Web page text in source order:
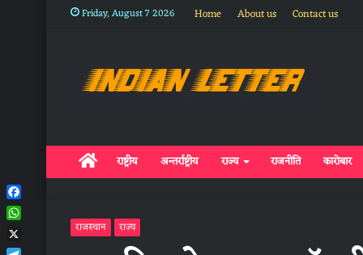
Friday, August 7 2026 Home About us Contact us
Homeराष्ट्रीय अन्तर्राष्ट्रीय राज्य राजनीति कारोबार
राजस्थान राज्य
Facebook
WhatsApp
X